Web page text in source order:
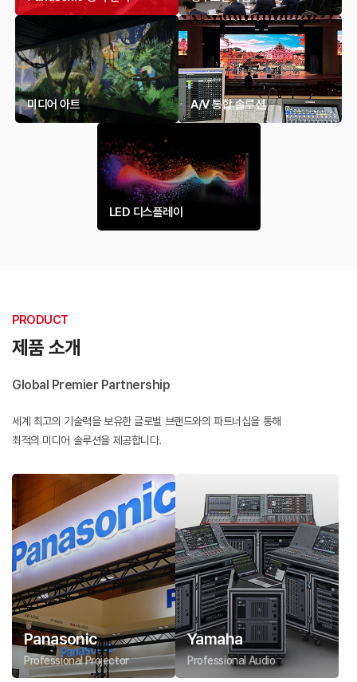
미디어 아트 A/V 통합 솔루션
LED 디스플레이
PRODUCT
제품 소개
Global Premier Partnership
세계 최고의 기술력을 보유한 글로벌 브랜드와의 파트너십을 통해
최적의 미디어 솔루션을 제공합니다.
Panasonic
Professional Projector
Yamaha
Professional Audio